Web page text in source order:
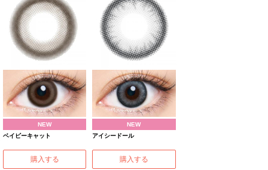
NEW
ベイビーキャット
購入する
NEW
アイシードール
購入する